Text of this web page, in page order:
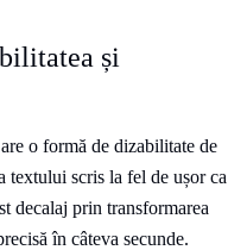
și
o formă de dizabilitate de
textului scris la fel de ușor ca
decalaj prin transformarea
în câteva secunde.